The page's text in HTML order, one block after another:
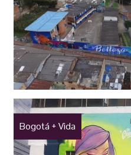
Bogotá + Vida